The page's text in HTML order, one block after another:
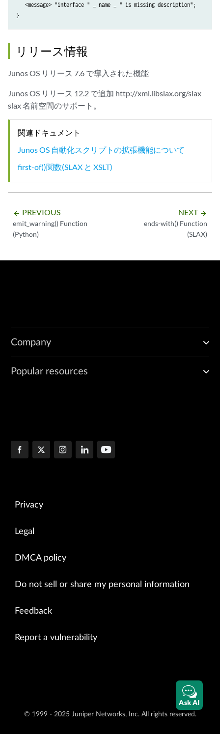
   <message> "interface " _ name _ " is missing description";
}
リリース情報
Junos OS リリース 7.6 で導入された機能
Junos OS リリース 12.2 で追加 http://xml.libslax.org/slax
slax 名前空間のサポート。
関連ドキュメント
Junos OS 自動化スクリプトの拡張機能について
first-of()関数(SLAX と XSLT)
arrow_backward PREVIOUS
emit_warning() Function
(Python)
NEXT arrow_forward
ends-with() Function
(SLAX)
Company
Popular resources
Privacy
Legal
DMCA policy
Do not sell or share my personal information
Feedback
Report a vulnerability
© 1999 - 2025 Juniper Networks, Inc. All rights reserved.
Ask AI